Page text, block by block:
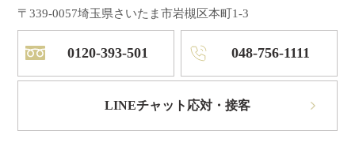
〒339-0057埼玉県さいたま市岩槻区本町1-3
0120-393-501 048-756-1111
LINEチャット応対・接客